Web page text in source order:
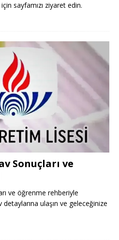
sayfamızı ziyaret edin.
Sonuçları ve
ve öğrenme rehberiyle
detaylarına ulaşın ve geleceğinize